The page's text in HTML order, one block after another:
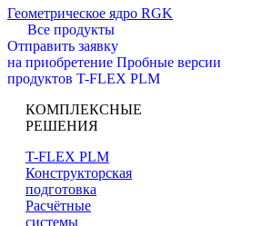
Геометрическое ядро RGK
Все продукты
Отправить заявку
на приобретение Пробные версии
продуктов T-FLEX PLM
КОМПЛЕКСНЫЕ
РЕШЕНИЯ
T-FLEX PLM
Конструкторская
подготовка
Расчётные
системы